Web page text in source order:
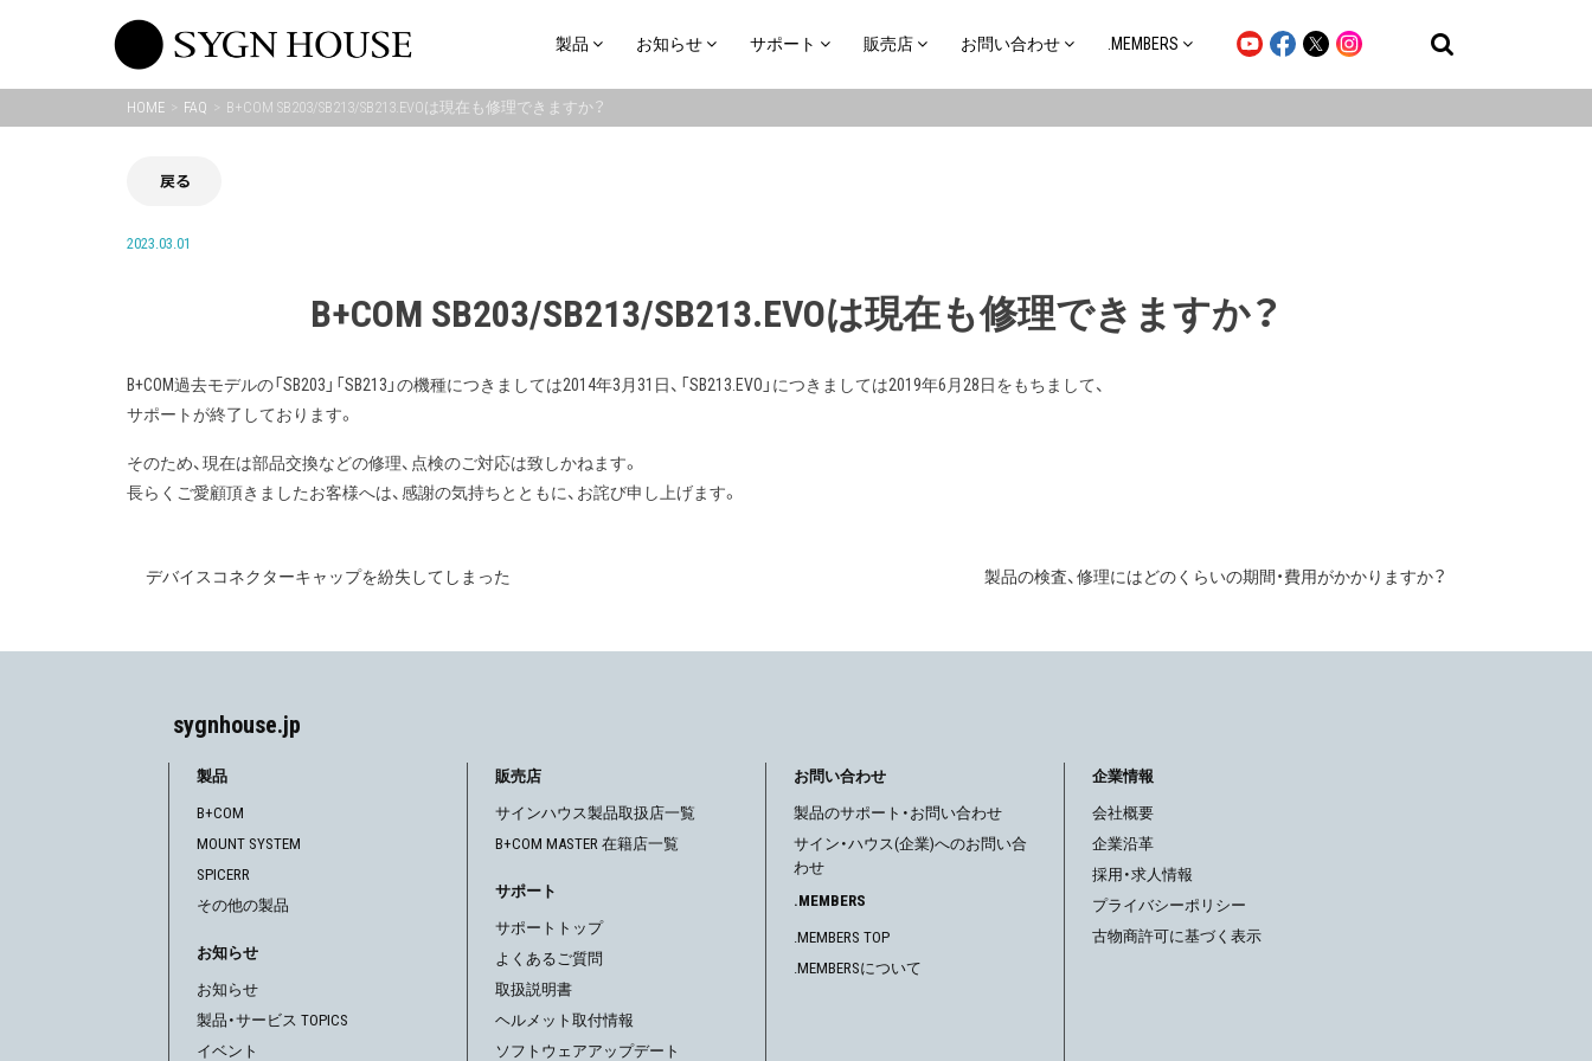
製品 お知らせ サポート 販売店 お問い合わせ .MEMBERS
HOME FAQ B+COM SB203/SB213/SB213.EVOは現在も修理できますか？
戻る
2023.03.01
B+COM SB203/SB213/SB213.EVOは現在も修理できますか？
B+COM過去モデルの「SB203」「SB213」の機種につきましては2014年3月31日、「SB213.EVO」につきましては2019年6月28日をもちまして、
サポートが終了しております。
そのため、現在は部品交換などの修理、点検のご対応は致しかねます。
長らくご愛顧頂きましたお客様へは、感謝の気持ちとともに、お詫び申し上げます。
投
デバイスコネクターキャップを紛失してしまった 製品の検査、修理にはどのくらいの期間・費用がかかりますか？
sygnhouse.jp
製品
B+COM
MOUNT SYSTEM
SPICERR
その他の製品
お知らせ
お知らせ
製品・サービス TOPICS
イベント
販売店
サインハウス製品取扱店一覧
B+COM MASTER 在籍店一覧
サポート
サポートトップ
よくあるご質問
取扱説明書
ヘルメット取付情報
ソフトウェアアップデート
お問い合わせ
製品のサポート・お問い合わせ
サイン・ハウス(企業)へのお問い合
わせ
.MEMBERS
.MEMBERS TOP
.MEMBERSについて
企業情報
会社概要
企業沿革
採用・求人情報
プライバシーポリシー
古物商許可に基づく表示